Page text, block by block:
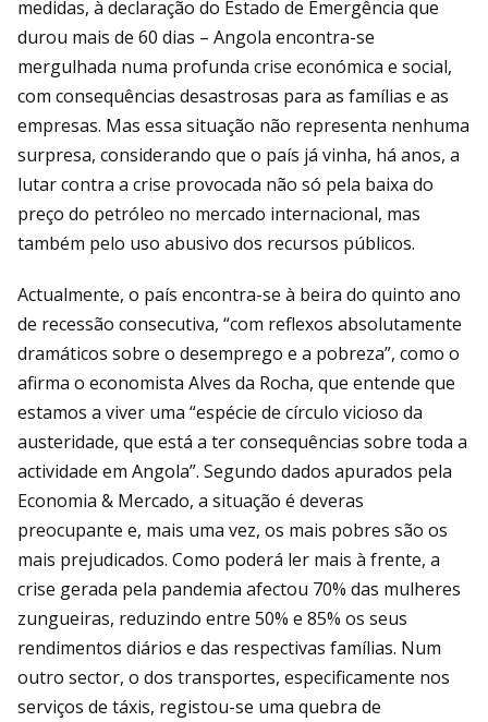
medidas, à declaração do Estado de Emergência que
durou mais de 60 dias – Angola encontra-se
mergulhada numa profunda crise económica e social,
com consequências desastrosas para as famílias e as
empresas. Mas essa situação não representa nenhuma
surpresa, considerando que o país já vinha, há anos, a
lutar contra a crise provocada não só pela baixa do
preço do petróleo no mercado internacional, mas
também pelo uso abusivo dos recursos públicos.
Actualmente, o país encontra-se à beira do quinto ano
de recessão consecutiva, “com reflexos absolutamente
dramáticos sobre o desemprego e a pobreza”, como o
afirma o economista Alves da Rocha, que entende que
estamos a viver uma “espécie de círculo vicioso da
austeridade, que está a ter consequências sobre toda a
actividade em Angola”. Segundo dados apurados pela
Economia & Mercado, a situação é deveras
preocupante e, mais uma vez, os mais pobres são os
mais prejudicados. Como poderá ler mais à frente, a
crise gerada pela pandemia afectou 70% das mulheres
zungueiras, reduzindo entre 50% e 85% os seus
rendimentos diários e das respectivas famílias. Num
outro sector, o dos transportes, especificamente nos
serviços de táxis, registou-se uma quebra de